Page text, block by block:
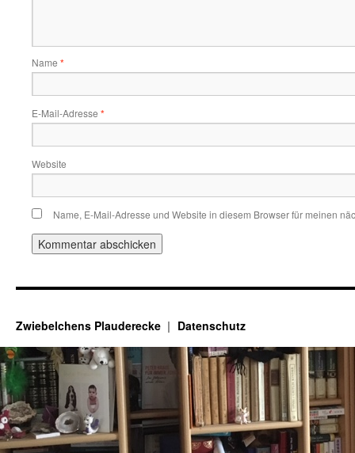
Name *
E-Mail-Adresse *
Website
Name, E-Mail-Adresse und Website in diesem Browser für meinen
Zwiebelchens Plauderecke Datenschutz